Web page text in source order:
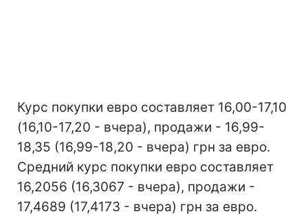
Курс покупки евро составляет 16,00-17,10
(16,10-17,20 - вчера), продажи - 16,99-
18,35 (16,99-18,20 - вчера) грн за евро.
Средний курс покупки евро составляет
16,2056 (16,3067 - вчера), продажи -
17,4689 (17,4173 - вчера) грн за евро.